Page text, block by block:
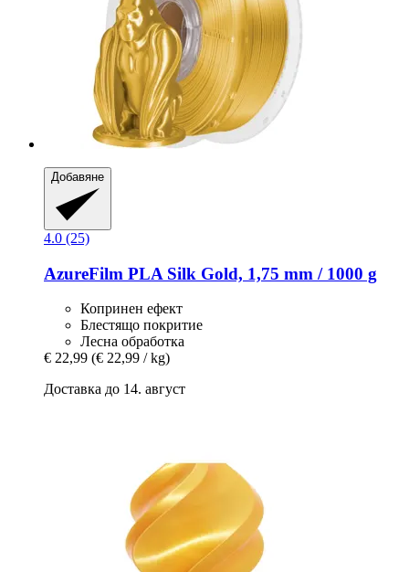
Добавяне
4.0 (25)
AzureFilm PLA Silk Gold, 1,75 mm / 1000 g
Копринен ефект
Блестящо покритие
Лесна обработка
€ 22,99 (€ 22,99 / kg)
Доставка до 14. август